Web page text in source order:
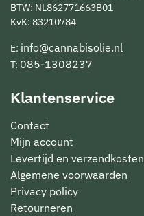
BTW: NL862771663B01
KvK: 83210784
E: info@cannabisolie.nl
T: 085-1308237
Klantenservice
Contact
Mijn account
Levertijd en verzendkosten
Algemene voorwaarden
Privacy policy
Retourneren